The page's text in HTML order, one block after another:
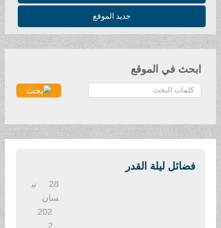
جديد الموقع
ابحث في الموقع
ح
ث
فضائل ليلة القدر
سان
202